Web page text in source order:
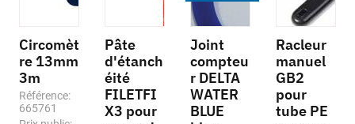
Circomèt
re 13mm
3m
Référence:
665761
Pâte
d'étanch
éité
FILETFI
X3 pour
Joint
compteu
r DELTA
WATER
BLUE
Racleur
manuel
GB2
pour
tube PE